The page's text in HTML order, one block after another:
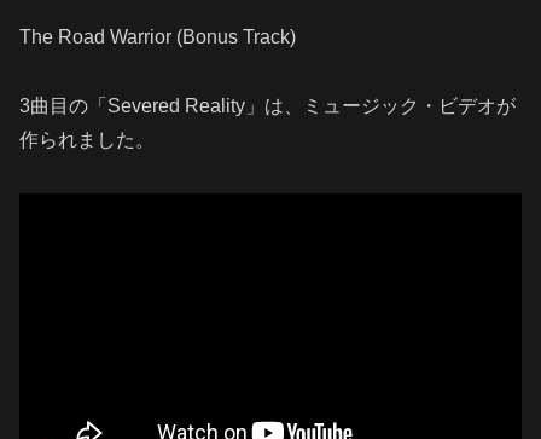
The Road Warrior (Bonus Track)
3曲目の「Severed Reality」は、ミュージック・ビデオが
作られました。